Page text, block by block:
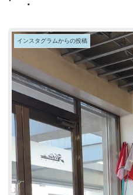
インスタグラムからの投稿